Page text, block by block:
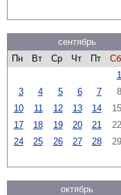
сентябрь
Пн
Вт Ср Чт Пт Сб
1
3
4 5 6 7 8
10
11 12 13 14 15
17
18 19 20 21 22
24
25 26 27 28 29
октябрь